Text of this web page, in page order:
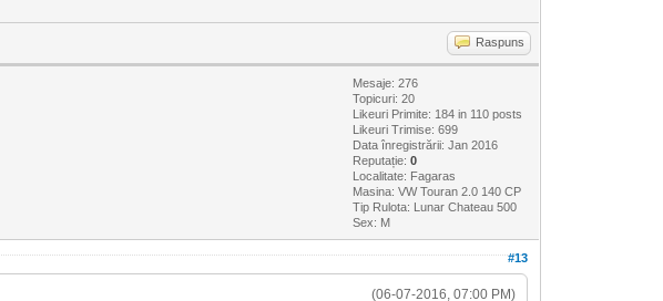
Raspuns
Mesaje: 276
Topicuri: 20
Likeuri Primite: 184 in 110 posts
Likeuri Trimise: 699
Data înregistrării: Jan 2016
Reputație:0
Localitate: Fagaras
Masina: VW Touran 2.0 140 CP
Tip Rulota: Lunar Chateau 500
Sex: M
#13
(06-07-2016, 07:00 PM)